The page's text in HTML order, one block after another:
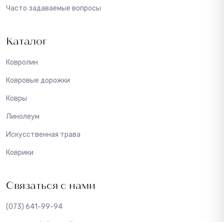
Часто задаваемые вопросы
Каталог
Ковролин
Ковровые дорожки
Ковры
Линолеум
Искусственная трава
Коврики
Связаться с нами
(073) 641-99-94